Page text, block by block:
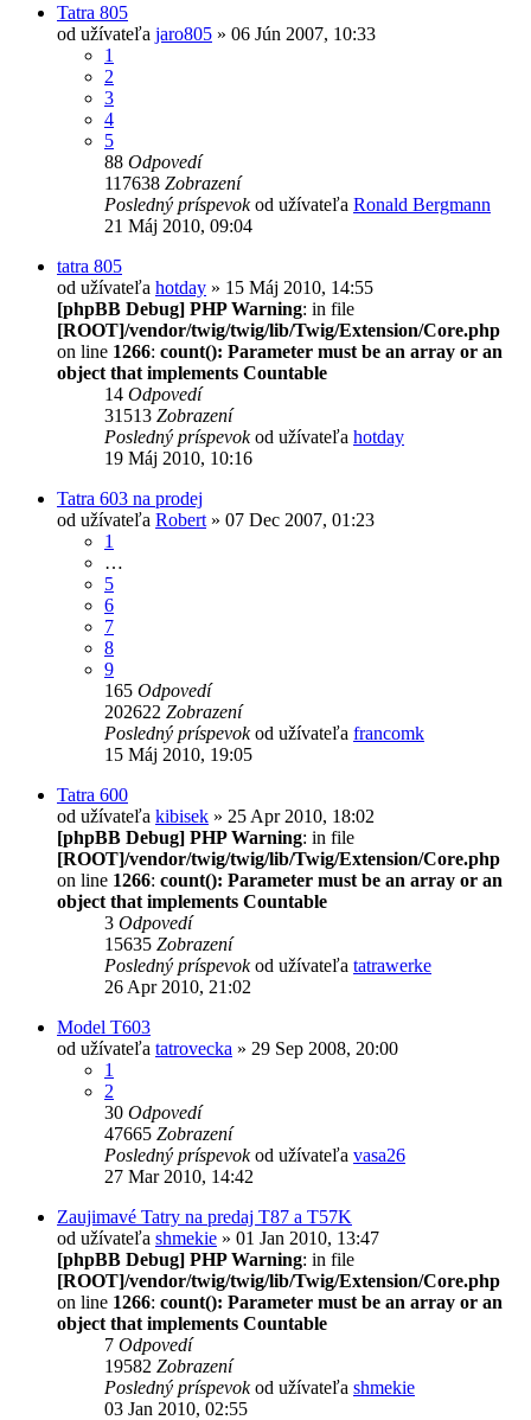
Tatra 805
od užívateľa jaro805 » 06 Jún 2007, 10:33
1
2
3
4
5
88 Odpovedí
117638 Zobrazení
Posledný príspevokod užívateľa Ronald Bergmann
21 Máj 2010, 09:04
tatra 805
od užívateľa hotday » 15 Máj 2010, 14:55
[phpBB Debug] PHP Warning: in file
[ROOT]/vendor/twig/twig/lib/Twig/Extension/Core.php
on line 1266: count(): Parameter must be an array or an
object that implements Countable
14 Odpovedí
31513 Zobrazení
Posledný príspevokod užívateľa hotday
19 Máj 2010, 10:16
Tatra 603 na prodej
od užívateľa Robert » 07 Dec 2007, 01:23
1
…
5
6
7
8
9
165 Odpovedí
202622 Zobrazení
Posledný príspevokod užívateľa francomk
15 Máj 2010, 19:05
Tatra 600
od užívateľa kibisek » 25 Apr 2010, 18:02
[phpBB Debug] PHP Warning: in file
[ROOT]/vendor/twig/twig/lib/Twig/Extension/Core.php
on line 1266: count(): Parameter must be an array or an
object that implements Countable
3 Odpovedí
15635 Zobrazení
Posledný príspevokod užívateľa tatrawerke
26 Apr 2010, 21:02
Model T603
od užívateľa tatrovecka » 29 Sep 2008, 20:00
1
2
30 Odpovedí
47665 Zobrazení
Posledný príspevokod užívateľa vasa26
27 Mar 2010, 14:42
Zaujimavé Tatry na predaj T87 a T57K
od užívateľa shmekie » 01 Jan 2010, 13:47
[phpBB Debug] PHP Warning: in file
[ROOT]/vendor/twig/twig/lib/Twig/Extension/Core.php
on line 1266: count(): Parameter must be an array or an
object that implements Countable
7 Odpovedí
19582 Zobrazení
Posledný príspevokod užívateľa shmekie
03 Jan 2010, 02:55